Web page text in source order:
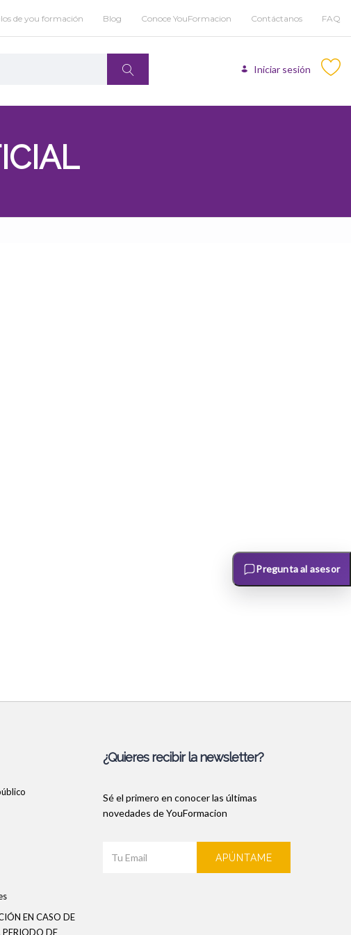
de you formación Blog Conoce YouFormacion Contáctanos FAQ
Iniciar sesión
EN CASO DE
PERIODO DE
¿Quieres recibir la newsletter?
Sé el primero en conocer las últimas
novedades de YouFormacion
APÚNTAME
Pregunta al asesor